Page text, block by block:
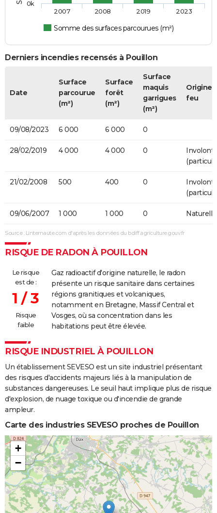
Somme des surfaces parcourues (m²)
2007 2008 2019 2023
0k
Derniers incendies recensés à Pouillon
Date
Surface
parcourue
(m²)
Surface
forêt
(m²)
Surface
maquis
garrigues
(m²)
Origine
feu
09/08/2023 6 000 6 000 0
28/02/2019 4 000 4 000 0
21/02/2008 500 400 0
09/06/2007 1 000 1 000 0 Naturelle
Source : Linternaute.com d'après les données du bdiff.agriculture.gouv.fr
RISQUE DE RADON À POUILLON
Le risque
est de :
1 / 3
Risque
faible
Gaz radioactif d'origine naturelle, le radon
présente un risque sanitaire dans certaines
régions granitiques et volcaniques,
notamment en Bretagne, Massif Central et
Vosges, où sa concentration dans les
habitations peut être élevée.
RISQUE INDUSTRIEL À POUILLON
Un établissement SEVESO est un site industriel présentant
des risques d'accidents majeurs liés à la manipulation de
substances dangereuses. Le seuil haut implique plus de risque
d'explosion, de nuage toxique ou d'incendie de grande
ampleur.
Carte des industries SEVESO proches de Pouillon
+
−